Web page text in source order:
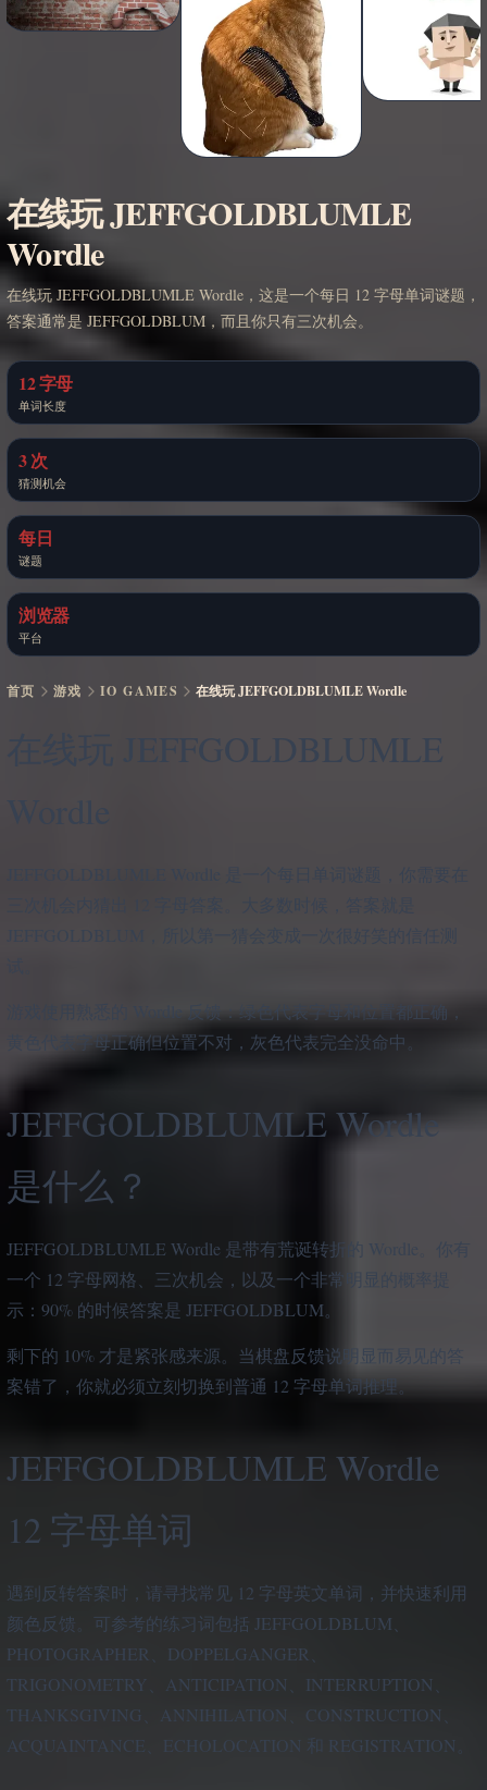
在线玩 JEFFGOLDBLUMLE
Wordle
在线玩 JEFFGOLDBLUMLE Wordle，这是一个每日 12 字母单词谜题，
答案通常是 JEFFGOLDBLUM，而且你只有三次机会。
12 字母
单词长度
3 次
猜测机会
每日
谜题
浏览器
平台
首页 游戏 IO GAMES 在线玩 JEFFGOLDBLUMLE Wordle
在线玩 JEFFGOLDBLUMLE
游戏使用熟悉的 Wordle 反馈：绿色代表字母和位置都正确，
黄色代表字母正确但位置不对，灰色代表完全没命中。
JEFFGOLDBLUMLE Wordle
是什么？
JEFFGOLDBLUMLE Wordle 是带有荒诞转折的 Wordle。你有
一个 12 字母网格、三次机会，以及一个非常明显的概率提
示：90% 的时候答案是 JEFFGOLDBLUM。
剩下的 10% 才是紧张感来源。当棋盘反馈说明显而易见的答
案错了，你就必须立刻切换到普通 12 字母单词推理。
JEFFGOLDBLUMLE Wordle
12 字母单词
遇到反转答案时，请寻找常见 12 字母英文单词，并快速利用
颜色反馈。可参考的练习词包括 JEFFGOLDBLUM、
PHOTOGRAPHER、DOPPELGANGER、
TRIGONOMETRY、ANTICIPATION、INTERRUPTION、
THANKSGIVING、ANNIHILATION、CONSTRUCTION、
ACQUAINTANCE、ECHOLOCATION 和 REGISTRATION。